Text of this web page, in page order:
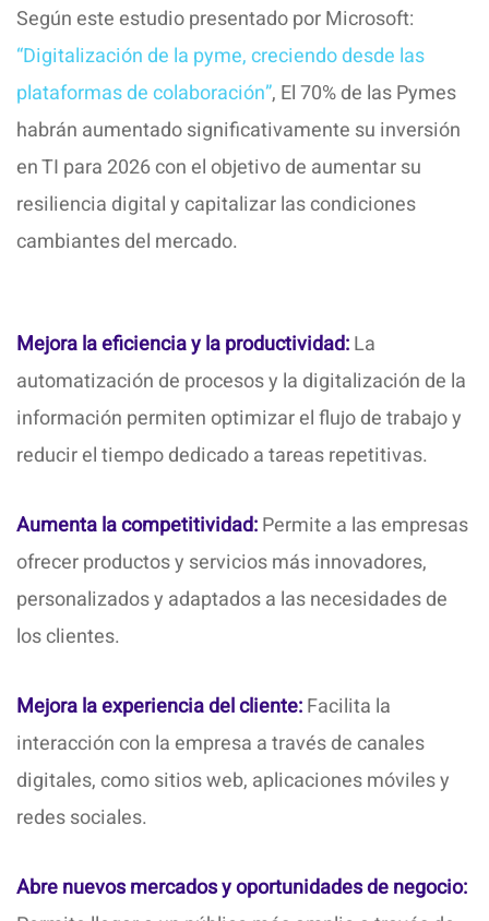
Según este estudio presentado por Microsoft:
“Digitalización de la pyme, creciendo desde las
plataformas de colaboración”, El 70% de las Pymes
habrán aumentado significativamente su inversión
en TI para 2026 con el objetivo de aumentar su
resiliencia digital y capitalizar las condiciones
cambiantes del mercado.
Mejora la eficiencia y la productividad:La
automatización de procesos y la digitalización de la
información permiten optimizar el flujo de trabajo y
reducir el tiempo dedicado a tareas repetitivas.
Aumenta la competitividad:Permite a las empresas
ofrecer productos y servicios más innovadores,
personalizados y adaptados a las necesidades de
los clientes.
Mejora la experiencia del cliente:Facilita la
interacción con la empresa a través de canales
digitales, como sitios web, aplicaciones móviles y
redes sociales.
Abre nuevos mercados y oportunidades de negocio: